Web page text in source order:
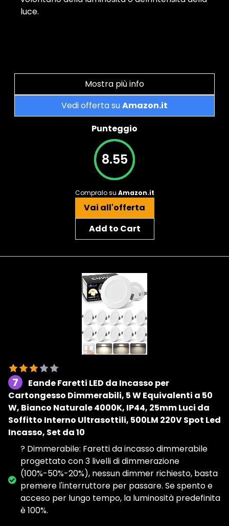
luce.
Mostra più info
Vedi offerta suAmazon.it
Punteggio
8.55
Compralo su Amazon.it
Vai all'offerta
Add to Cart
7
Eande Faretti LED da Incasso per
Cartongesso Dimmerabili, 5 W Equivalenti a 50
W, Bianco Naturale 4000K, IP44, 25mm Luci da
Soffitto Interno Ultrasottili, 500LM 220V Spot Led
Incasso, Set da 10
? Dimmerabile: Faretti da incasso dimmerabile
progettato con 3 livelli di dimmerazione
(100%-50%-20%), nessun dimmer richiesto, basta
premere l'interruttore per passare. Se spento e
acceso per lungo tempo, la luminosità predefinita
è 100%.